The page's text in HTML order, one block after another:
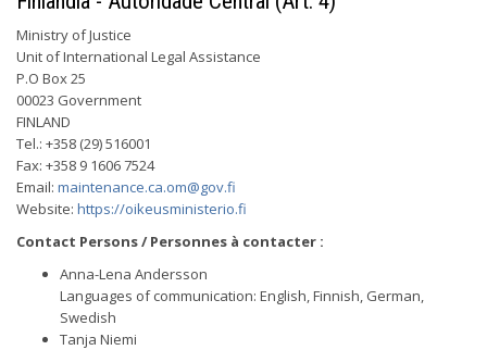
Ministry of Justice
Unit of International Legal Assistance
P.O Box 25
00023 Government
FINLAND
Tel.: +358 (29) 516001
Fax: +358 9 1606 7524
Email: maintenance.ca.om@gov.fi
Website: https://oikeusministerio.fi
Contact Persons / Personnes à contacter :
Anna-Lena Andersson
Languages of communication: English, Finnish, German,
Swedish
Tanja Niemi